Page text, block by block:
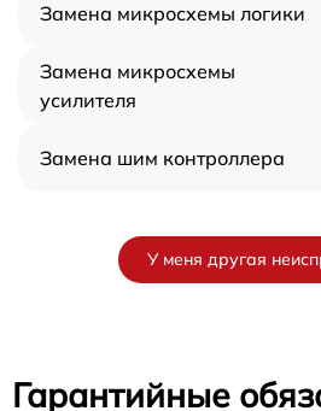
Замена микросхемы логики
Замена микросхемы
усилителя
Замена шим контроллера
У меня другая
Гарантийные